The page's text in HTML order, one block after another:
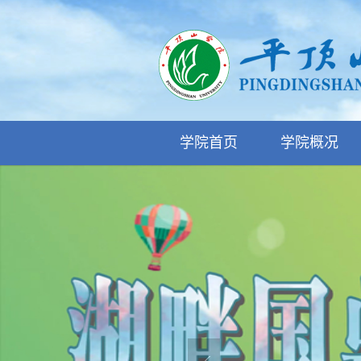
学院首页 学院概况